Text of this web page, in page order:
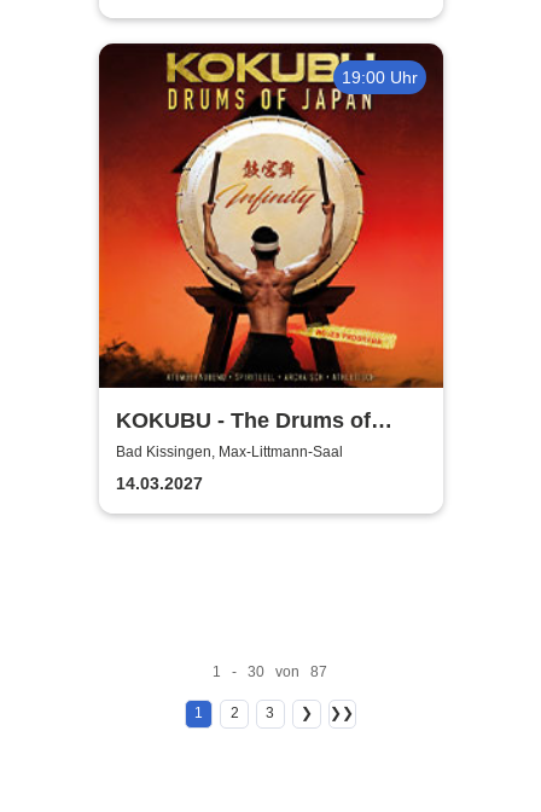
19:00 Uhr
KOKUBU - The Drums of
Japan - "INFINITY"-Tour
2026/2027
Bad Kissingen, Max-Littmann-Saal
14.03.2027
1 - 30 von 87
1 2 3 ❯ ❯❯